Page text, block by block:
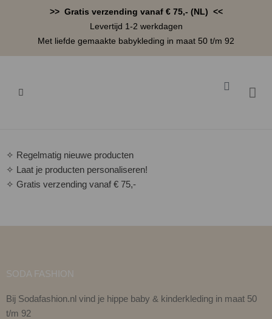
>> Gratis verzending vanaf € 75,- (NL) <<
Levertijd 1-2 werkdagen
Met liefde gemaakte babykleding in maat 50 t/m 92
✧ Regelmatig nieuwe producten
✧ Laat je producten personaliseren!
✧ Gratis verzending vanaf € 75,-
SODA FASHION
Bij Sodafashion.nl vind je hippe baby & kinderkleding in maat 50
t/m 92